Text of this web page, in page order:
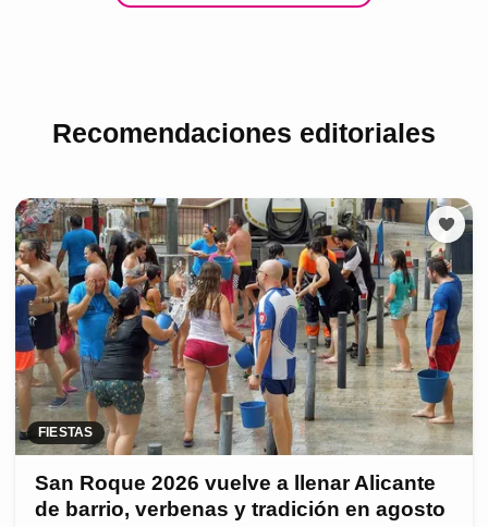
Recomendaciones editoriales
FIESTAS
San Roque 2026 vuelve a llenar Alicante
de barrio, verbenas y tradición en agosto